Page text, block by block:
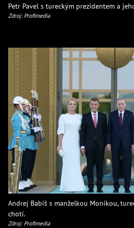
Petr Pavel s tureckým prezidentem a
Zdroj: Profimedia
Andrej Babiš s manželkou Monikou,
chotí.
Zdroj: Profimedia